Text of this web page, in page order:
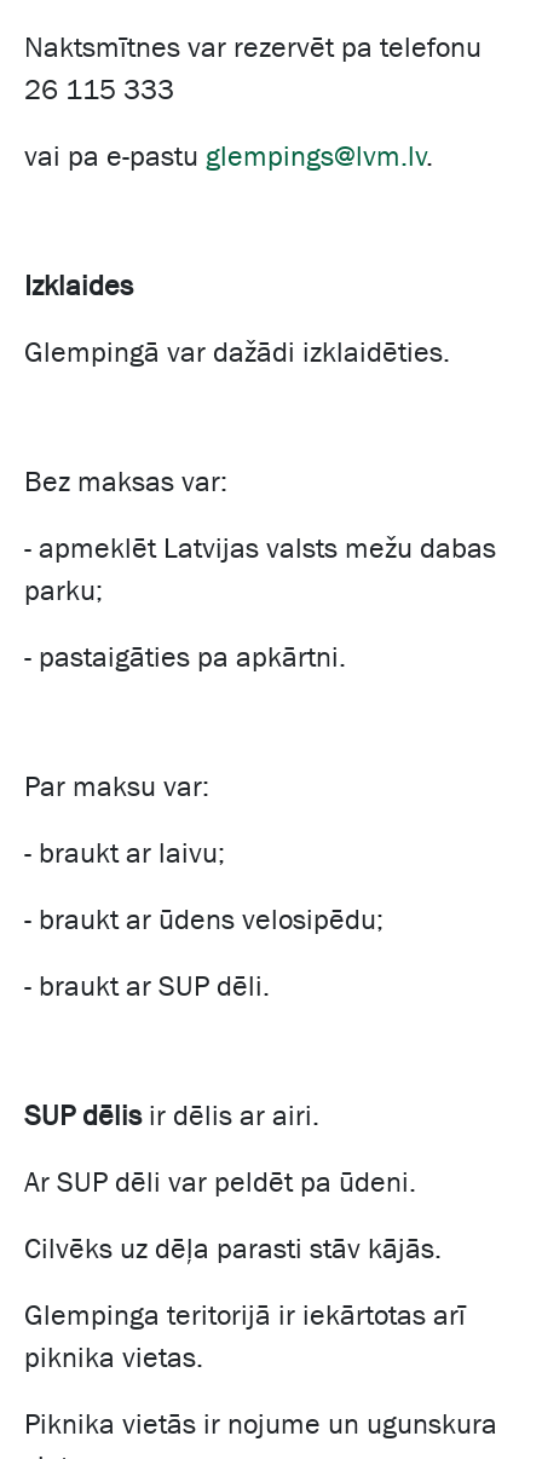
Naktsmītnes var rezervēt pa telefonu
26 115 333
vai pa e-pastu glempings@lvm.lv.
Izklaides
Glempingā var dažādi izklaidēties.
Bez maksas var:
- apmeklēt Latvijas valsts mežu dabas
parku;
- pastaigāties pa apkārtni.
Par maksu var:
- braukt ar laivu;
- braukt ar ūdens velosipēdu;
- braukt ar SUP dēli.
SUP dēlisir dēlis ar airi.
Ar SUP dēli var peldēt pa ūdeni.
Cilvēks uz dēļa parasti stāv kājās.
Glempinga teritorijā ir iekārtotas arī
piknika vietas.
Piknika vietās ir nojume un ugunskura